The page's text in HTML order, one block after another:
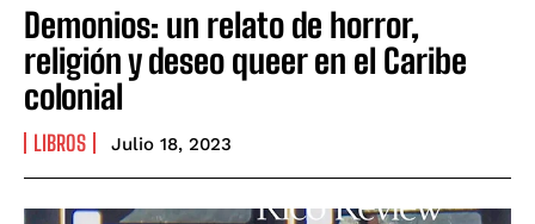
Demonios: un relato de horror,
religión y deseo queer en el Caribe
colonial
LIBROS Julio 18, 2023